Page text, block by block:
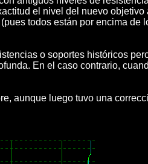
el nivel del nuevo
todos están por encima de
o soportes históricos
En el caso contrario,
aunque luego tuvo una